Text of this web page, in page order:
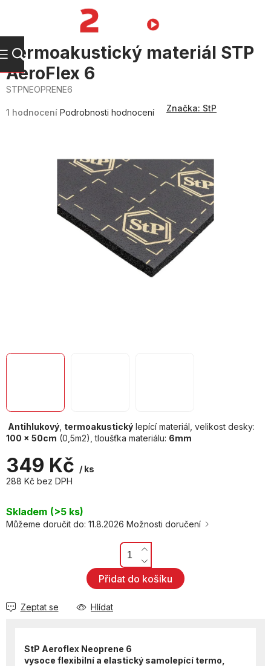
Termoakustický materiál STP
AeroFlex 6
STPNEOPRENE6
hodnocení
produktu
1 hodnocení Podrobnosti hodnocení Značka: StP
349 Kč / ks
288 Kč bez DPH
cena:
Skladem (>5 ks)
Můžeme doručit do: 11.8.2026 Možnosti doručení
Přidat do košíku
Antihlukový termoakustický lepící materiál, velikost desky:
100 x 50cm (0,5m2), tloušťka materiálu: 6mm
Zeptat se Hlídat
StP Aeroflex Neoprene 6
vysoce flexibilní a elastický samolepící termo,